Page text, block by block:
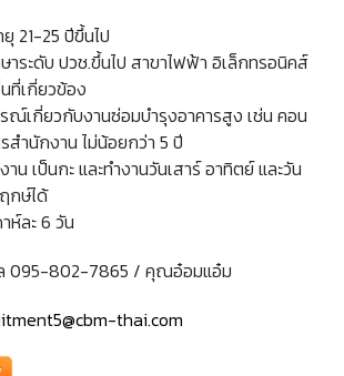
21-25 ปีขึ้นไป
ระดับ ปวช.ขึ้นไป สาขาไฟฟ้า อิเล็กทรอนิคส์
ที่เกี่ยวข้อง
ณ์เกี่ยวกับงานซ่อมบำรุงอาคารสูง เช่น คอน
สำนักงาน ไม่น้อยกว่า 5 ปี
น เป็นกะ และทำงานวันเสาร์ อาทิตย์ และวัน
กษ์ได้
ห์ละ 6 วัน
095-802-7865 / คุณอ๋อมแอ๋ม
thai.com